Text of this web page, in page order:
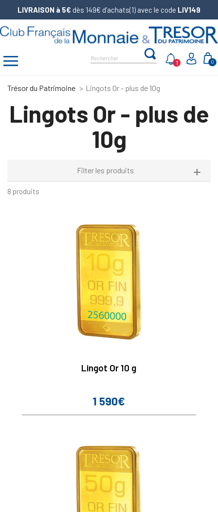
LIVRAISON à 5€ dès 149€ d’achats(1) avec le code LIV149
0
1
Trésor du Patrimoine Lingots Or - plus de 10g
Lingots Or - plus de
10g
Filter les produits
8 produits
Lingot Or 10 g
Prix
1 590€